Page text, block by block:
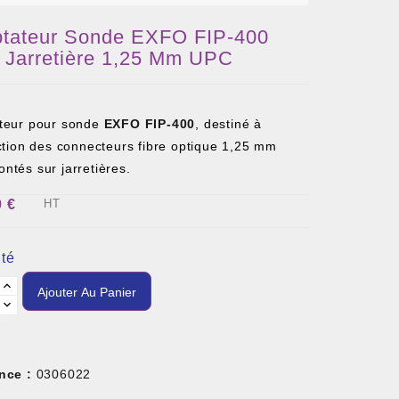
Sonde EXFO FIP-400
Jarretière 1,25 Mm UPC
pour sonde EXFO FIP-400 , destiné à
des connecteurs fibre optique 1,25 mm
sur jarretières.
€ HT
Ajouter Au Panier
: 0306022